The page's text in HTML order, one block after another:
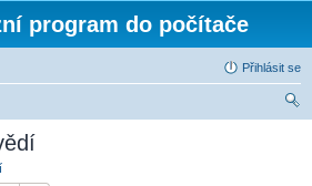
program do počítače
Přihlásit se